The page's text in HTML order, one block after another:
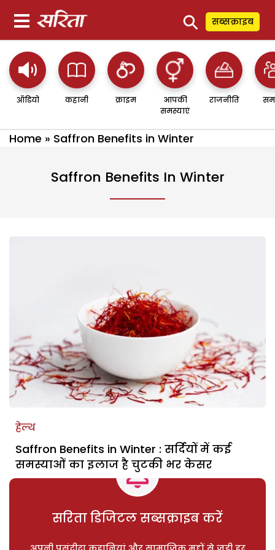
⚲ सब्सक्राइब
ऑडियो कहानी क्राइम
आपकी
समस्याएं
राजनीति
Home » Saffron Benefits in Winter
Saffron Benefits In Winter
हेल्थ
Saffron Benefits in Winter : सर्दियों में कई
समस्याओं का इलाज है चुटकी भर केसर
सरिता डिजिटल सब्सक्राइब करें